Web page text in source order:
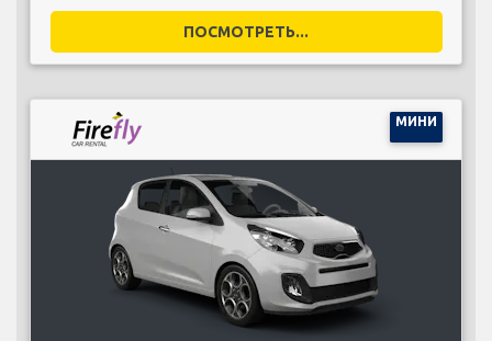
ПОСМОТРЕТЬ...
МИНИ